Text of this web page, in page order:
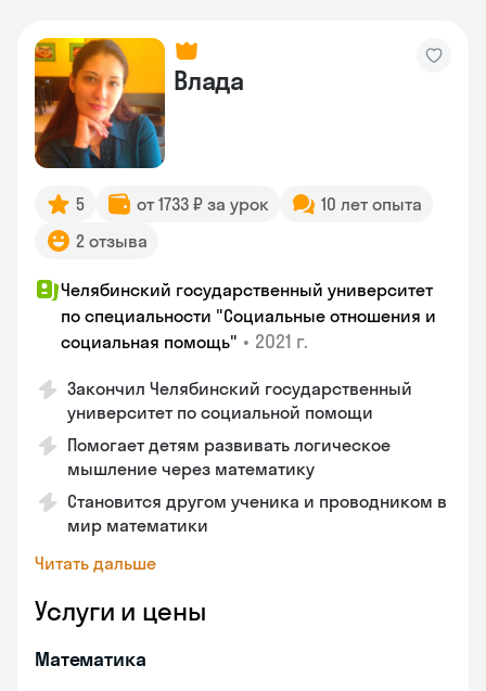
Влада
5 от 1733 ₽ за урок
10 лет опыта
2 отзыва
Челябинский государственный университет
по специальности "Социальные отношения и
социальная помощь" • 2021 г.
Закончил Челябинский государственный
университет по социальной помощи
Помогает детям развивать логическое
мышление через математику
Становится другом ученика и проводником в
мир математики
Читать дальше
Услуги и цены
Математика